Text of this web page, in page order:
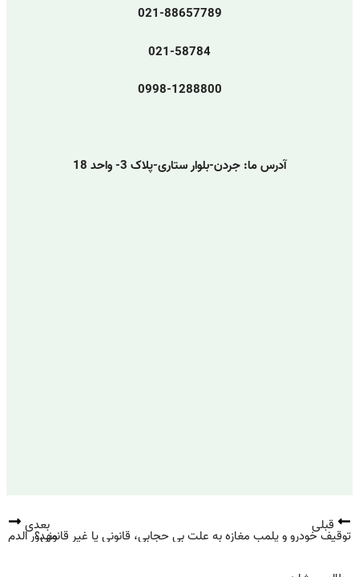
021-88657789
021-58784
0998-1288800
آدرس ما: جردن-بلوار ستاری-پلاک 3- واحد 18
قبلی
توقیف خودرو و پلمب مغازه به علت بی حجابی، قانونی یا غیر قانونی؟
بعدی
مهدور الدم